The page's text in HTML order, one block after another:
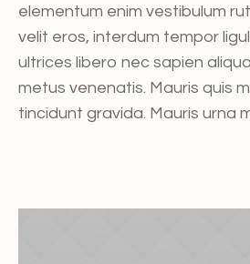
elementum enim vestibulum
velit eros, interdum tempor
ultrices libero nec sapien
metus venenatis. Mauris quis
tincidunt gravida. Mauris urna